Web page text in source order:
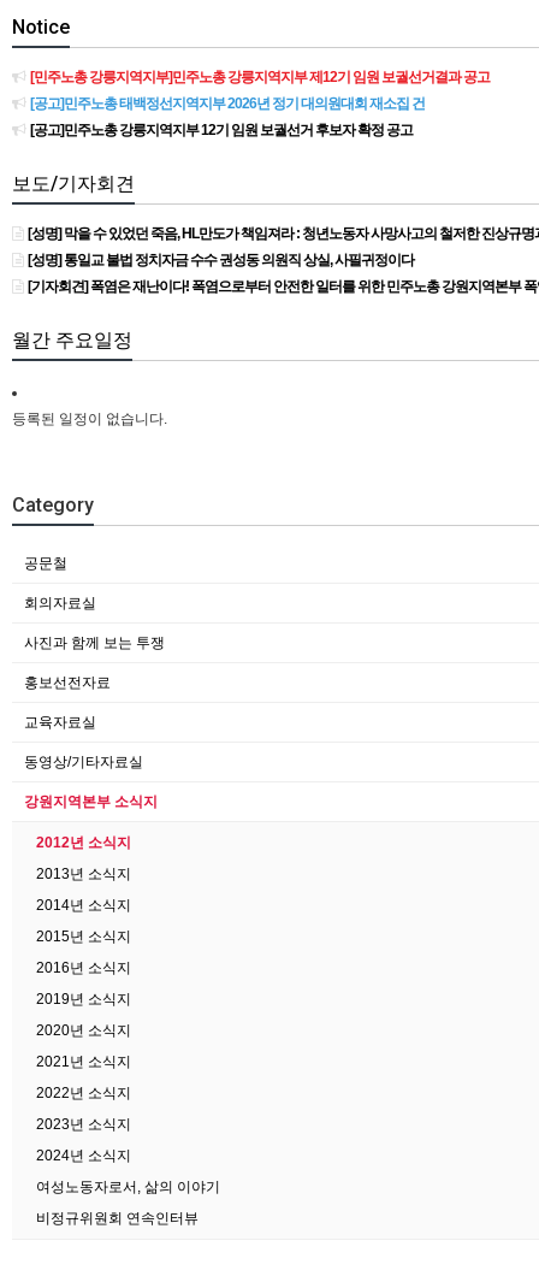
Notice
[민주노총 강릉지역지부]민주노총 강릉지역지부 제12기 임원 보궐선거결과 공고
[공고]민주노총 태백정선지역지부 2026년 정기 대의원대회 재소집 건
[공고]민주노총 강릉지역지부 12기 임원 보궐선거 후보자 확정 공고
보도/기자회견
[성명] 막을 수 있었던 죽음, HL만도가 책임져라 : 청년노동자 사망사고의 철저한 진상규
[성명] 통일교 불법 정치자금 수수 권성동 의원직 상실, 사필귀정이다
[기자회견] 폭염은 재난이다! 폭염으로부터 안전한 일터를 위한 민주노총 강원지역본부
월간 주요일정
등록된 일정이 없습니다.
Category
공문철
회의자료실
사진과 함께 보는 투쟁
홍보선전자료
교육자료실
동영상/기타자료실
강원지역본부 소식지
2012년 소식지
2013년 소식지
2014년 소식지
2015년 소식지
2016년 소식지
2019년 소식지
2020년 소식지
2021년 소식지
2022년 소식지
2023년 소식지
2024년 소식지
여성노동자로서, 삶의 이야기
비정규위원회 연속인터뷰